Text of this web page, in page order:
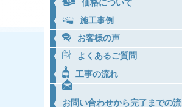
価格について
施工事例
お客様の声
よくあるご質問
工事の流れ
お問い合わせから完了までの流